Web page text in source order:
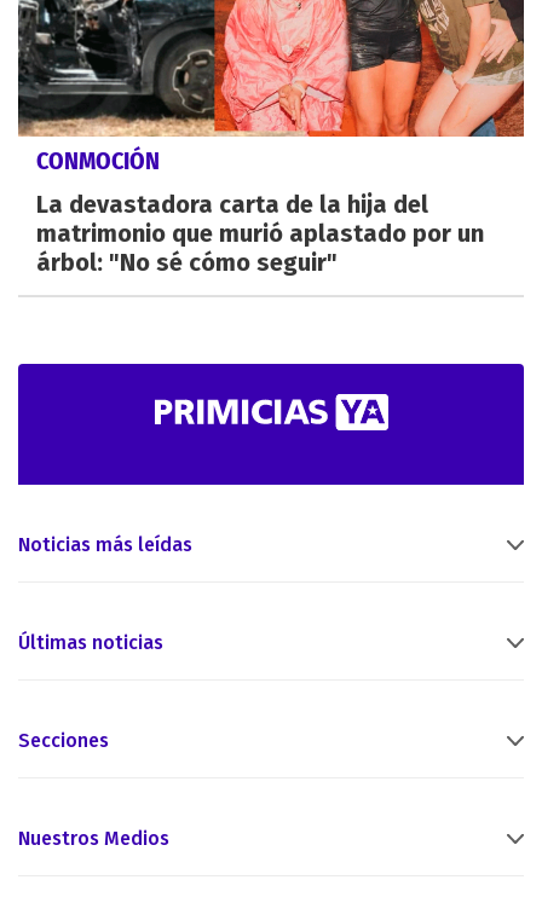
CONMOCIÓN
La devastadora carta de la hija del
matrimonio que murió aplastado por un
árbol: "No sé cómo seguir"
Noticias más leídas
Últimas noticias
Secciones
Nuestros Medios